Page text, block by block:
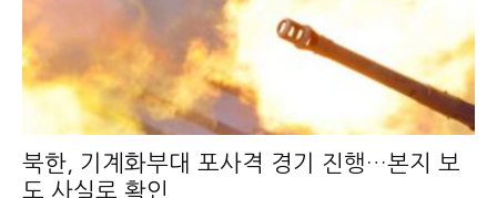
북한, 기계화부대 포사격 경기 진행…본지 보
도 사실로 확인